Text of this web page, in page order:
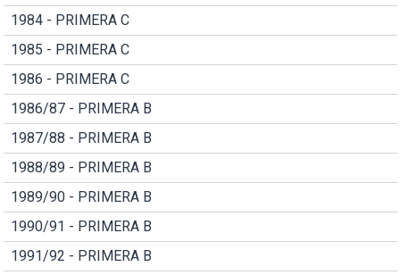
1984 - PRIMERA C
1985 - PRIMERA C
1986 - PRIMERA C
1986/87 - PRIMERA B
1987/88 - PRIMERA B
1988/89 - PRIMERA B
1989/90 - PRIMERA B
1990/91 - PRIMERA B
1991/92 - PRIMERA B